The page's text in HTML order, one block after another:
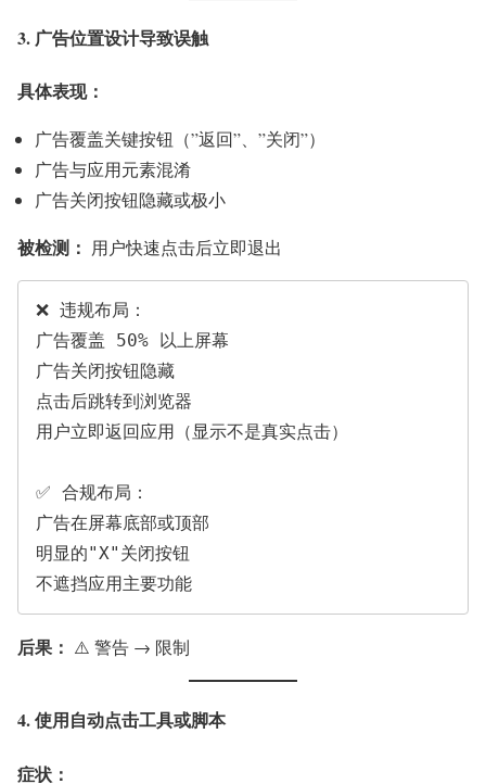
3. 广告位置设计导致误触
具体表现：
广告覆盖关键按钮（”返回”、”关闭”）
广告与应用元素混淆
广告关闭按钮隐藏或极小
被检测： 用户快速点击后立即退出
❌ 违规布局：
广告覆盖 50% 以上屏幕
广告关闭按钮隐藏
点击后跳转到浏览器
用户立即返回应用（显示不是真实点击）
✅ 合规布局：
广告在屏幕底部或顶部
明显的"X"关闭按钮
后果： ⚠️ 警告 → 限制
4. 使用自动点击工具或脚本
症状：